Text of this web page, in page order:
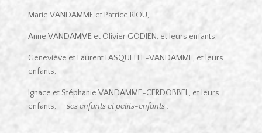
Marie VANDAMME et Patrice RIOU,
Anne VANDAMME et Olivier GODIEN, et leurs enfants,
Geneviève et Laurent FASQUELLE-VANDAMME, et leurs
enfants,
Ignace et Stéphanie VANDAMME-CERDOBBEL, et leurs
enfants,ses enfants et petits-enfants ;